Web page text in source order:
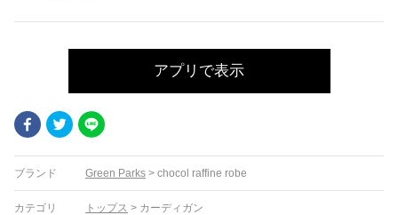
アプリで表示
FacebookTwitter
ブランド Green Parks > chocol raffine robe
カテゴリ トップス > カーディガン